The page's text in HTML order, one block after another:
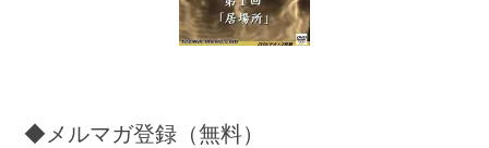
◆メルマガ登録（無料）